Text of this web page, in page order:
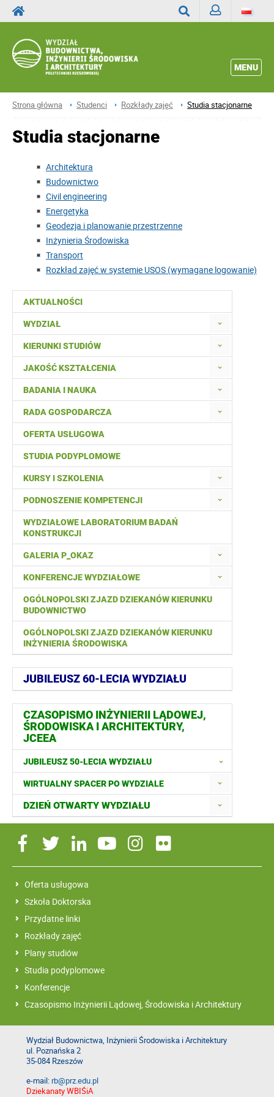
MENU
Strona główna Studenci Rozkłady zajęć Studia stacjonarne
AKTUALNOŚCI
WYDZIAŁ
KIERUNKI STUDIÓW
JAKOŚĆ KSZTAŁCENIA
BADANIA I NAUKA
RADA GOSPODARCZA
OFERTA USŁUGOWA
STUDIA PODYPLOMOWE
KURSY I SZKOLENIA
PODNOSZENIE KOMPETENCJI
WYDZIAŁOWE LABORATORIUM BADAŃ
KONSTRUKCJI
GALERIA P_OKAZ
KONFERENCJE WYDZIAŁOWE
OGÓLNOPOLSKI ZJAZD DZIEKANÓW KIERUNKU
BUDOWNICTWO
OGÓLNOPOLSKI ZJAZD DZIEKANÓW KIERUNKU
INŻYNIERIA ŚRODOWISKA
JUBILEUSZ 60-LECIA WYDZIAŁU
CZASOPISMO INŻYNIERII LĄDOWEJ,
ŚRODOWISKA I ARCHITEKTURY,
JCEEA
JUBILEUSZ 50-LECIA WYDZIAŁU
WIRTUALNY SPACER PO WYDZIALE
DZIEŃ OTWARTY WYDZIAŁU
Studia stacjonarne
Architektura
Budownictwo
Civil engineering
Energetyka
Geodezja i planowanie przestrzenne
Inżynieria Środowiska
Transport
Rozkład zajęć w systemie USOS (wymagane logowanie)
Oferta usługowa
Szkoła Doktorska
Przydatne linki
Rozkłady zajęć
Plany studiów
Studia podyplomowe
Konferencje
Czasopismo Inżynierii Lądowej, Środowiska i Architektury
Wydział Budownictwa, Inżynierii Środowiska i Architektury
ul. Poznańska 2
35-084 Rzeszów
e-mail:rb@prz.edu.pl
Dziekanaty WBIŚiA